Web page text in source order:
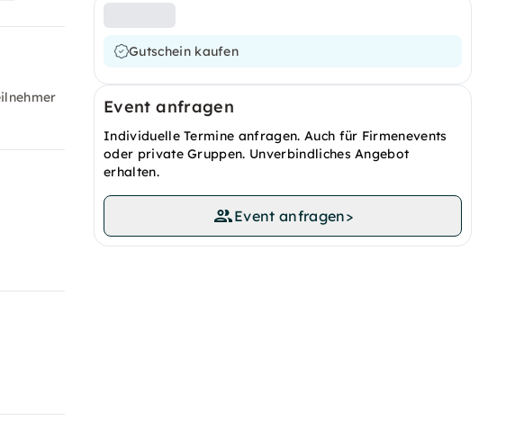
Gutschein kaufen
Event anfragen
Individuelle Termine anfragen. Auch für Firmenevents
oder private Gruppen. Unverbindliches Angebot
erhalten.
Event anfragen>